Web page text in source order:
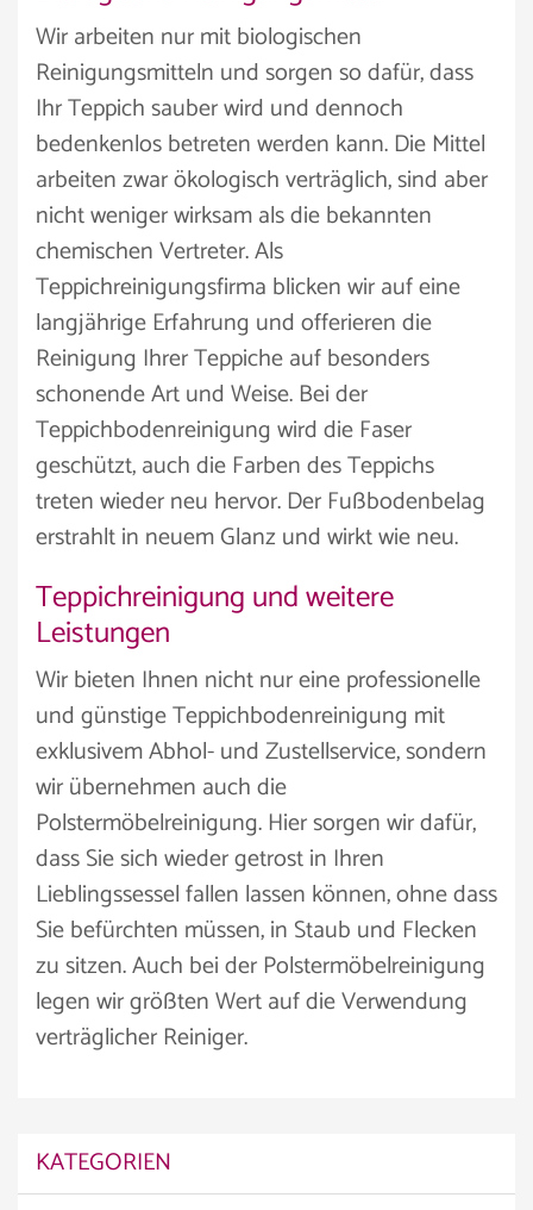
Wir arbeiten nur mit biologischen
Reinigungsmitteln und sorgen so dafür, dass
Ihr Teppich sauber wird und dennoch
bedenkenlos betreten werden kann. Die Mittel
arbeiten zwar ökologisch verträglich, sind aber
nicht weniger wirksam als die bekannten
chemischen Vertreter. Als
Teppichreinigungsfirma blicken wir auf eine
langjährige Erfahrung und offerieren die
Reinigung Ihrer Teppiche auf besonders
schonende Art und Weise. Bei der
Teppichbodenreinigung wird die Faser
geschützt, auch die Farben des Teppichs
treten wieder neu hervor. Der Fußbodenbelag
erstrahlt in neuem Glanz und wirkt wie neu.
Teppichreinigung und weitere
Leistungen
Wir bieten Ihnen nicht nur eine professionelle
und günstige Teppichbodenreinigung mit
exklusivem Abhol- und Zustellservice, sondern
wir übernehmen auch die
Polstermöbelreinigung. Hier sorgen wir dafür,
dass Sie sich wieder getrost in Ihren
Lieblingssessel fallen lassen können, ohne dass
Sie befürchten müssen, in Staub und Flecken
zu sitzen. Auch bei der Polstermöbelreinigung
legen wir größten Wert auf die Verwendung
verträglicher Reiniger.
KATEGORIEN